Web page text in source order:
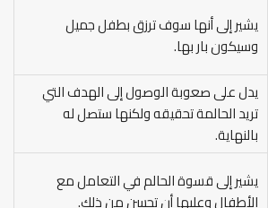
يشير إلى أنها سوف ترزق بطفل جميل
وسيكون بار بها.
يدل على صعوبة الوصول إلى الهدف التي
تريد الحالمة تحقيقه ولكنها ستصل له
بالنهاية.
يشير إلى قسوة الحالم في التعامل مع
الأطفال وعليها أن تحسن من ذلك.